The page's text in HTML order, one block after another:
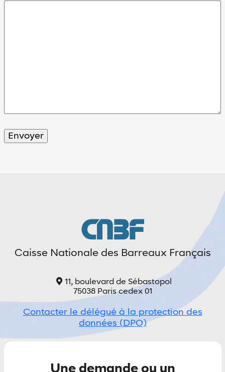
Caisse Nationale des Barreaux Français
11, boulevard de Sébastopol
75038 Paris cedex 01
Contacter le délégué à la protection des
données (DPO)
Une demande ou un